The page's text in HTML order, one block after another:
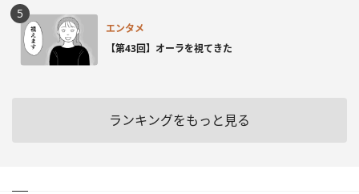
エンタメ
【第43回】オーラを視てきた
ランキングをもっと見る